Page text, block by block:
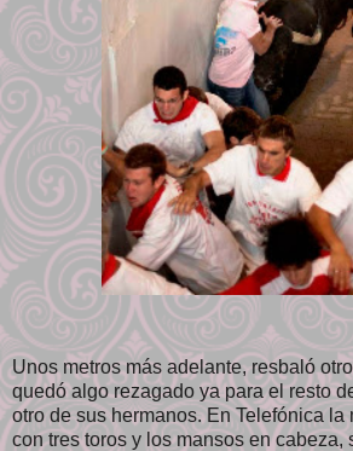
Unos metros más adelante, resbaló
quedó algo rezagado ya para el resto
otro de sus hermanos. En Telefónica la
con tres toros y los mansos en cabeza,